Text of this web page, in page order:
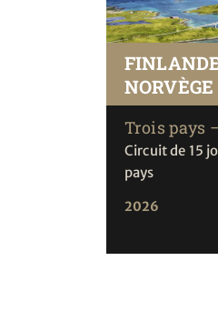
NORVÈGE
Trois pays
Circuit de 15
pays
2026